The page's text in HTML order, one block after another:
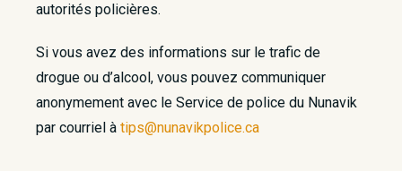
autorités policières.
Si vous avez des informations sur le trafic de
drogue ou d’alcool, vous pouvez communiquer
anonymement avec le Service de police du Nunavik
par courriel à tips@nunavikpolice.ca